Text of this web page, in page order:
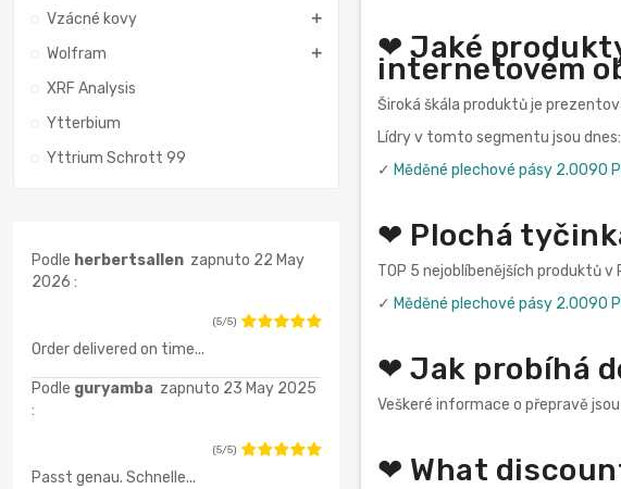
Vzácné kovy
Wolfram
XRF Analysis
Ytterbium
Yttrium Schrott 99
Podle herbertsallen zapnuto 22 May
2026 :
(5/5)
Order delivered on time...
Podle guryamba zapnuto 23 May 2025
:
(5/5)
Passt genau. Schnelle...
❤ Jaké
internetovém
Široká škála produktů je
Lídry v tomto segmentu jsou dnes:
✓ Měděné plechové pásy
❤ Plochá
TOP 5 nejoblíbenějších produktů
✓ Měděné plechové pásy
❤ Jak probíhá
Veškeré informace o přepravě
❤ What